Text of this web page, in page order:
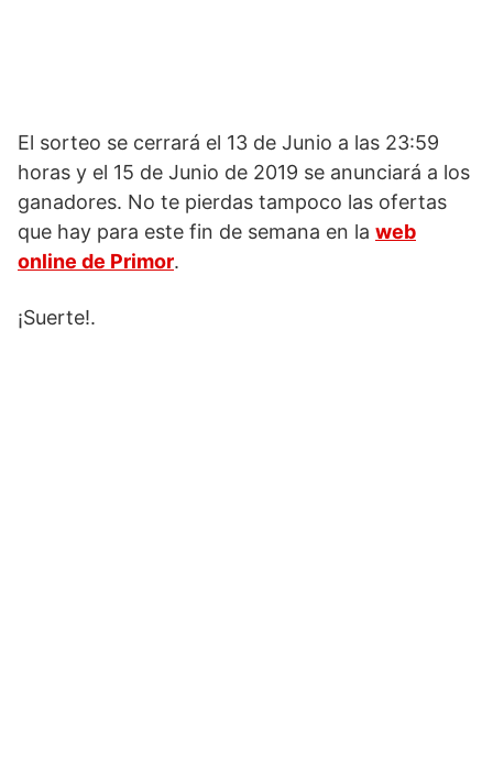
El sorteo se cerrará el 13 de Junio a las 23:59
horas y el 15 de Junio de 2019 se anunciará a los
ganadores. No te pierdas tampoco las ofertas
que hay para este fin de semana en la web
online de Primor.
¡Suerte!.